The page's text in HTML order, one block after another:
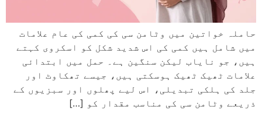
حاملہ خواتین میں وٹامن سی کی کمی کی عام علامات
میں شامل ہیں کمی کی اس شدید شکل کو اسکروی کہتے
ہیں، جو نایاب لیکن سنگین ہے۔ حمل میں ابتدائی
علامات ٹھیک ٹھیک ہوسکتی ہیں، جیسے تھکاوٹ اور
جلد کی ہلکی تبدیلی، اس لیے پھلوں اور سبزیوں کے
ذریعے وٹامن سی کی مناسب مقدار کو […]